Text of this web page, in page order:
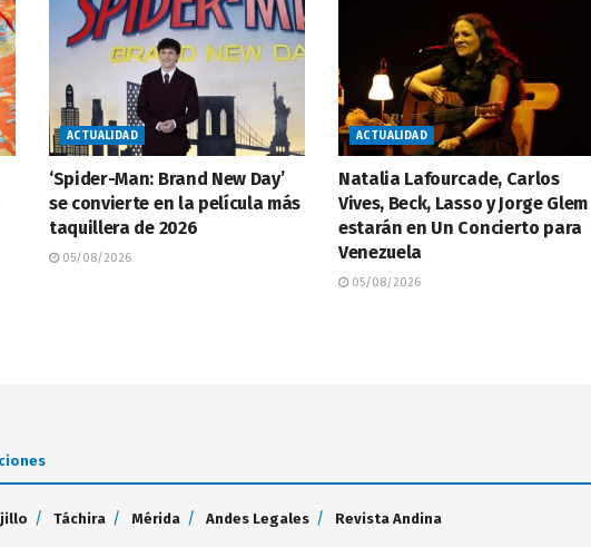
ACTUALIDAD
‘Spider-Man: Brand New Day’
se convierte en la película más
taquillera de 2026
05/08/2026
ACTUALIDAD
Natalia Lafourcade, Carlos
Vives, Beck, Lasso y Jorge Glem
estarán en Un Concierto para
Venezuela
05/08/2026
Táchira Mérida Andes Legales Revista Andina